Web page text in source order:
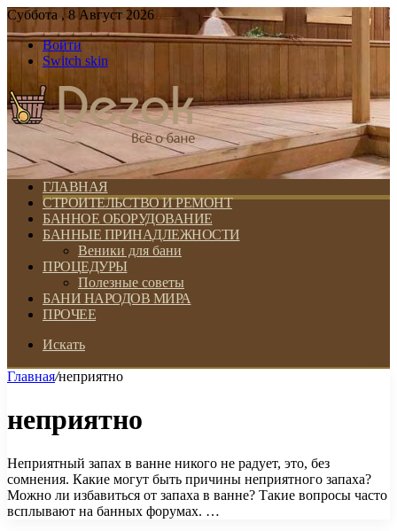
Суббота , 8 Август 2026
Войти
Switch skin
ГЛАВНАЯ
СТРОИТЕЛЬСТВО И РЕМОНТ
БАННОЕ ОБОРУДОВАНИЕ
БАННЫЕ ПРИНАДЛЕЖНОСТИ
Веники для бани
ПРОЦЕДУРЫ
Полезные советы
БАНИ НАРОДОВ МИРА
ПРОЧЕЕ
Искать
Главная/неприятно
неприятно
Неприятный запах в ванне никого не радует, это, без
сомнения. Какие могут быть причины неприятного запаха?
Можно ли избавиться от запаха в ванне? Такие вопросы часто
всплывают на банных форумах. …